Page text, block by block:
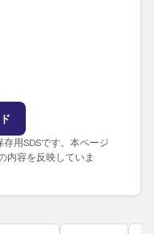
用SDSです。本ページ
内容を反映していま